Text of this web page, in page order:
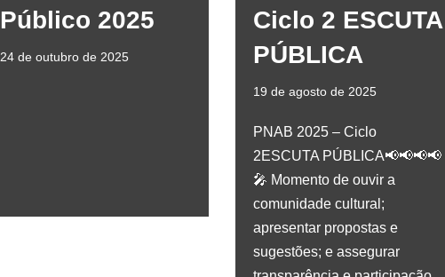
Público 2025
24 de outubro de 2025
Ciclo 2 ESCUTA
PÚBLICA
19 de agosto de 2025
PNAB 2025 – Ciclo
2ESCUTA PÚBLICA📢📢📢📢
🎤 Momento de ouvir a
comunidade cultural;
apresentar propostas e
sugestões; e assegurar